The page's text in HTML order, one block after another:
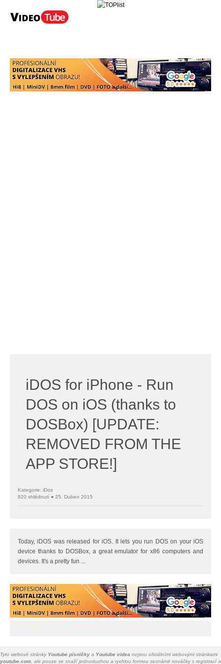
iDOS for iPhone - Run
DOS on iOS (thanks to
DOSBox) [UPDATE:
REMOVED FROM THE
APP STORE!]
Kategorie: iDos
820 shlédnutí ● 25. Duben 2015
Today, iDOS was released for iOS. It lets you run DOS on your iOS
device thanks to DOSBox, a great emulator for x86 computers and
devices. It's a pretty fun ...
Tyto webové stránky Youtube písničky a Youtube videa nejsou oficiálními webovými stránkami
youtube.com , ale pouze se snaží jednoduchou a rychlou formou seznámit nováčky s registrací a